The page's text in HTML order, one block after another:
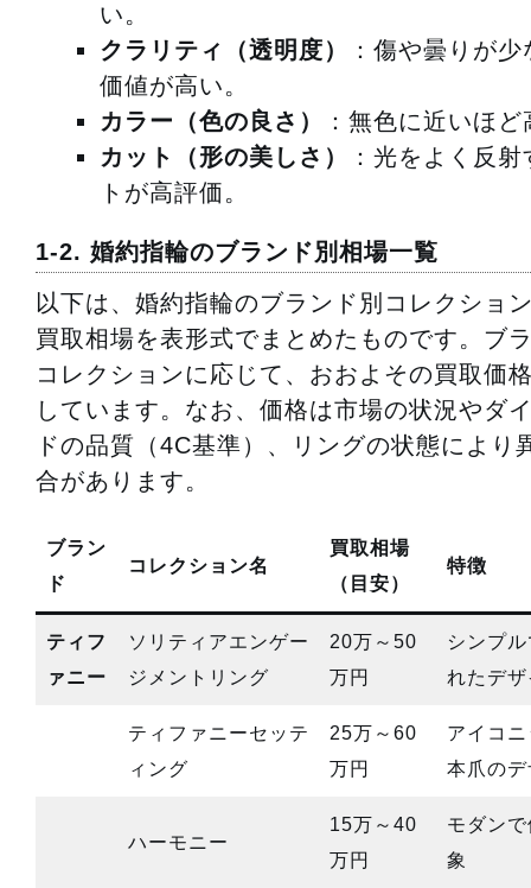
い。
クラリティ（透明度）
：傷や曇りが
価値が高い。
カラー（色の良さ）
：無色に近いほ
カット（形の美しさ）
：光をよく反
トが高評価。
1-2. 婚約指輪のブランド別相場一覧
以下は、婚約指輪のブランド別コレクショ
買取相場を表形式でまとめたものです。ブ
コレクションに応じて、おおよその買取価
しています。なお、価格は市場の状況やダ
ドの品質（4C基準）、リングの状態により
合があります。
ブラン
ド
コレクション名
買取相場
（目安）
特徴
ティフ
ァニー
ソリティアエンゲー
ジメントリング
20万～50
万円
シンプ
れたデ
ティファニーセッテ
ィング
25万～60
万円
アイコ
本爪の
ハーモニー
15万～40
万円
モダン
象